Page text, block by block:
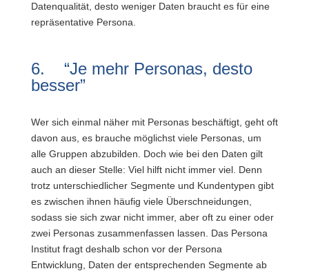
Datenqualität, desto weniger Daten braucht es für eine
repräsentative Persona.
6. “Je mehr Personas, desto
besser”
Wer sich einmal näher mit Personas beschäftigt, geht oft
davon aus, es brauche möglichst viele Personas, um
alle Gruppen abzubilden. Doch wie bei den Daten gilt
auch an dieser Stelle: Viel hilft nicht immer viel. Denn
trotz unterschiedlicher Segmente und Kundentypen gibt
es zwischen ihnen häufig viele Überschneidungen,
sodass sie sich zwar nicht immer, aber oft zu einer oder
zwei Personas zusammenfassen lassen. Das Persona
Institut fragt deshalb schon vor der Persona
Entwicklung, Daten der entsprechenden Segmente ab